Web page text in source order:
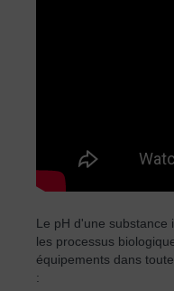
Le pH d'une substance
les processus
équipements dans
: